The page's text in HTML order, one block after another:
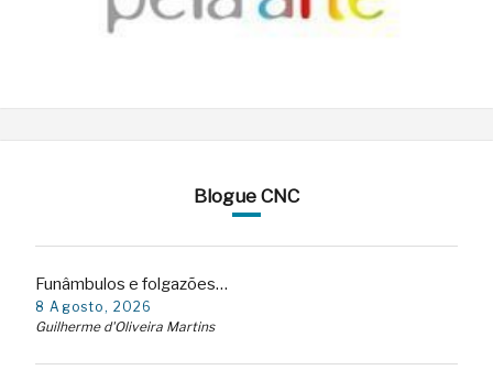
Blogue CNC
Funâmbulos e folgazões…
8 Agosto, 2026
Guilherme d'Oliveira Martins